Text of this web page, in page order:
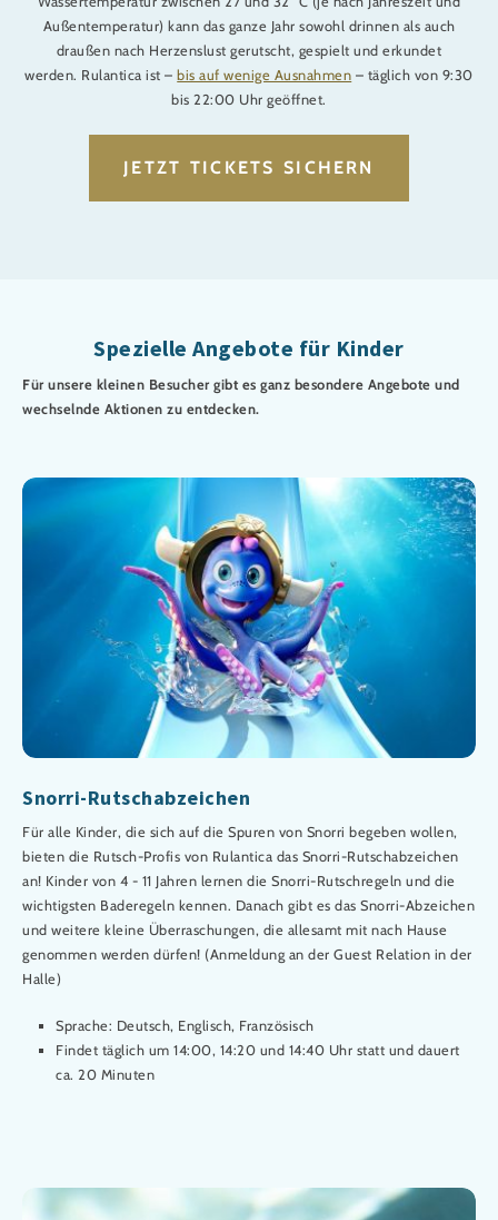
Außentemperatur) kann das ganze Jahr sowohl drinnen als auch
draußen nach Herzenslust gerutscht, gespielt und erkundet
werden. Rulantica ist – bis auf wenige Ausnahmen – täglich von 9:30
bis 22:00 Uhr geöffnet.
JETZT TICKETS SICHERN
Spezielle Angebote für Kinder
Für unsere kleinen Besucher gibt es ganz besondere Angebote und
wechselnde Aktionen zu entdecken.
Snorri-Rutschabzeichen
Für alle Kinder, die sich auf die Spuren von Snorri begeben wollen,
bieten die Rutsch-Profis von Rulantica das Snorri-Rutschabzeichen
an! Kinder von 4 - 11 Jahren lernen die Snorri-Rutschregeln und die
wichtigsten Baderegeln kennen. Danach gibt es das Snorri-Abzeichen
und weitere kleine Überraschungen, die allesamt mit nach Hause
genommen werden dürfen! (Anmeldung an der Guest Relation in der
Halle)
Sprache: Deutsch, Englisch, Französisch
Findet täglich um 14:00, 14:20 und 14:40 Uhr statt und dauert
ca. 20 Minuten